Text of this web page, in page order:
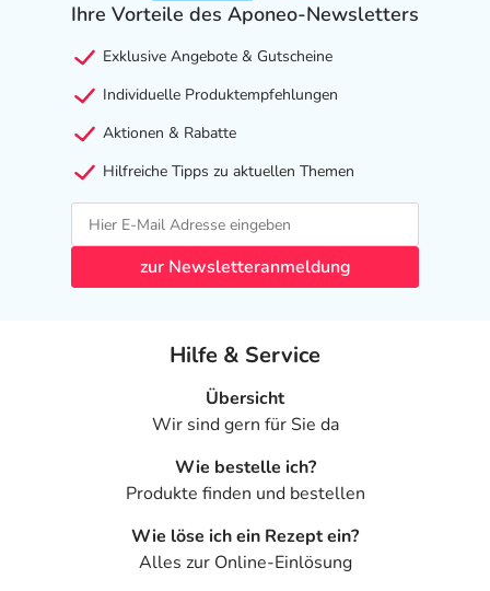
Ihre Vorteile des Aponeo-Newsletters
Exklusive Angebote & Gutscheine
Individuelle Produktempfehlungen
Aktionen & Rabatte
Hilfreiche Tipps zu aktuellen Themen
zur Newsletteranmeldung
Hilfe & Service
Übersicht
Wir sind gern für Sie da
Wie bestelle ich?
Produkte finden und bestellen
Wie löse ich ein Rezept ein?
Alles zur Online-Einlösung